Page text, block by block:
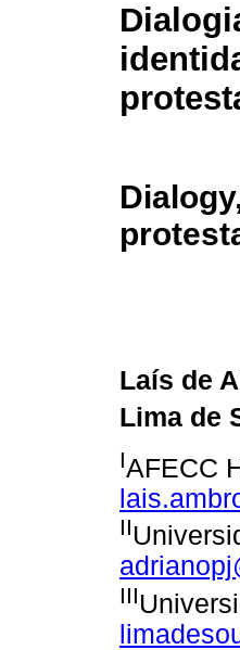
Laís de
Lima de
IAFECC
II
III